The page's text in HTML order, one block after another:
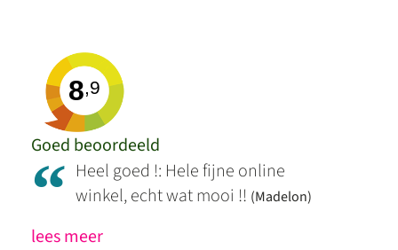
8,9
Goed beoordeeld
“ Heel goed !: Hele fijne online
winkel, echt wat mooi !! (Madelon)
lees meer